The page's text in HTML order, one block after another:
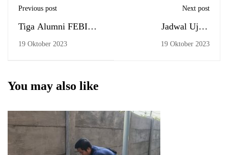
Previous post
Tiga Alumni FEBI
UIN Antasari Raih
19 Oktober 2023
Next post
Jadwal Ujian
Komprehensif, Senin,
19 Oktober 2023
You may also like